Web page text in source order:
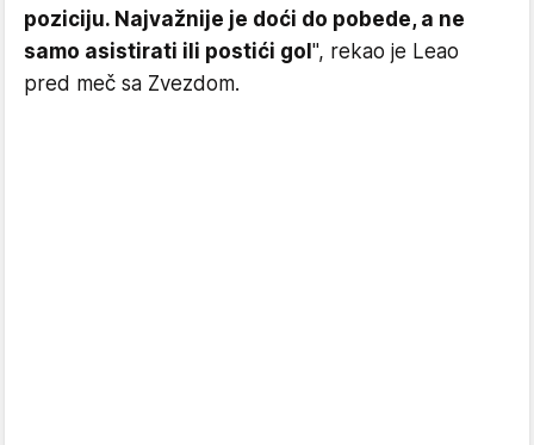
poziciju. Najvažnije je doći do pobede, a ne
samo asistirati ili postići gol ", rekao je Leao
pred meč sa Zvezdom.